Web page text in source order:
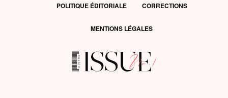
POLITIQUE ÉDITORIALE CORRECTIONS
MENTIONS LÉGALES